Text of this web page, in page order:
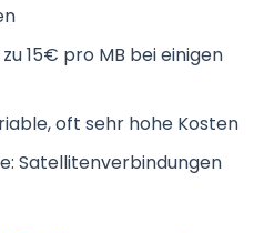
zu 15€ pro MB bei einigen
oft sehr hohe Kosten
Satellitenverbindungen